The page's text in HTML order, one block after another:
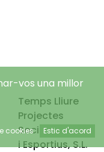
Temps Lliure
Projectes
Socioeducatius
i Esportius, S.L.
vos una millor
cookies Estic d'acord